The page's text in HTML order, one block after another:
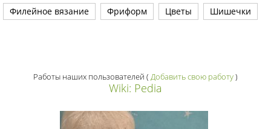
Филейное вязание
Фриформ Цветы Шишечки
Работы наших пользователей ( Добавить свою работу)
Wiki: Pedia